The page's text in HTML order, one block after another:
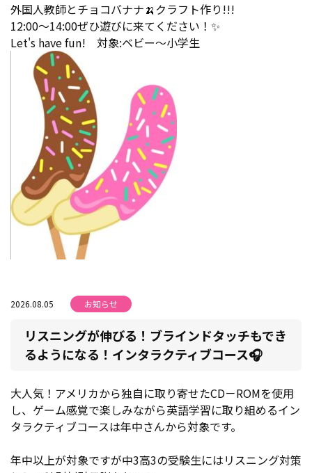
外国人教師とチョコバナナ🍌クラフト作り!!!
12:00～14:00ぜひ遊びに来てください！✨
Let's have fun! 対象:ベビー～小学生
2026.08.05 お知らせ
リスニングが伸びる！ブラインドタッチもでき
るようになる！インタラクティブコース🎧
大人気！アメリカから独自に取り寄せたCD－ROMを使用
し、ゲーム感覚で楽しみながら英語学習に取り組めるイン
タラクティブコースは年中さんから対象です。
年中以上が対象ですが中3高3の受験生にはリスニング対策